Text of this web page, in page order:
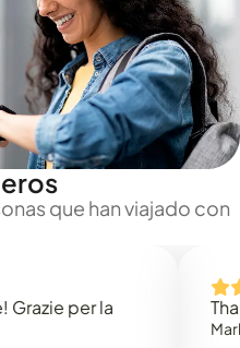
que han viajado con
per la
Thank